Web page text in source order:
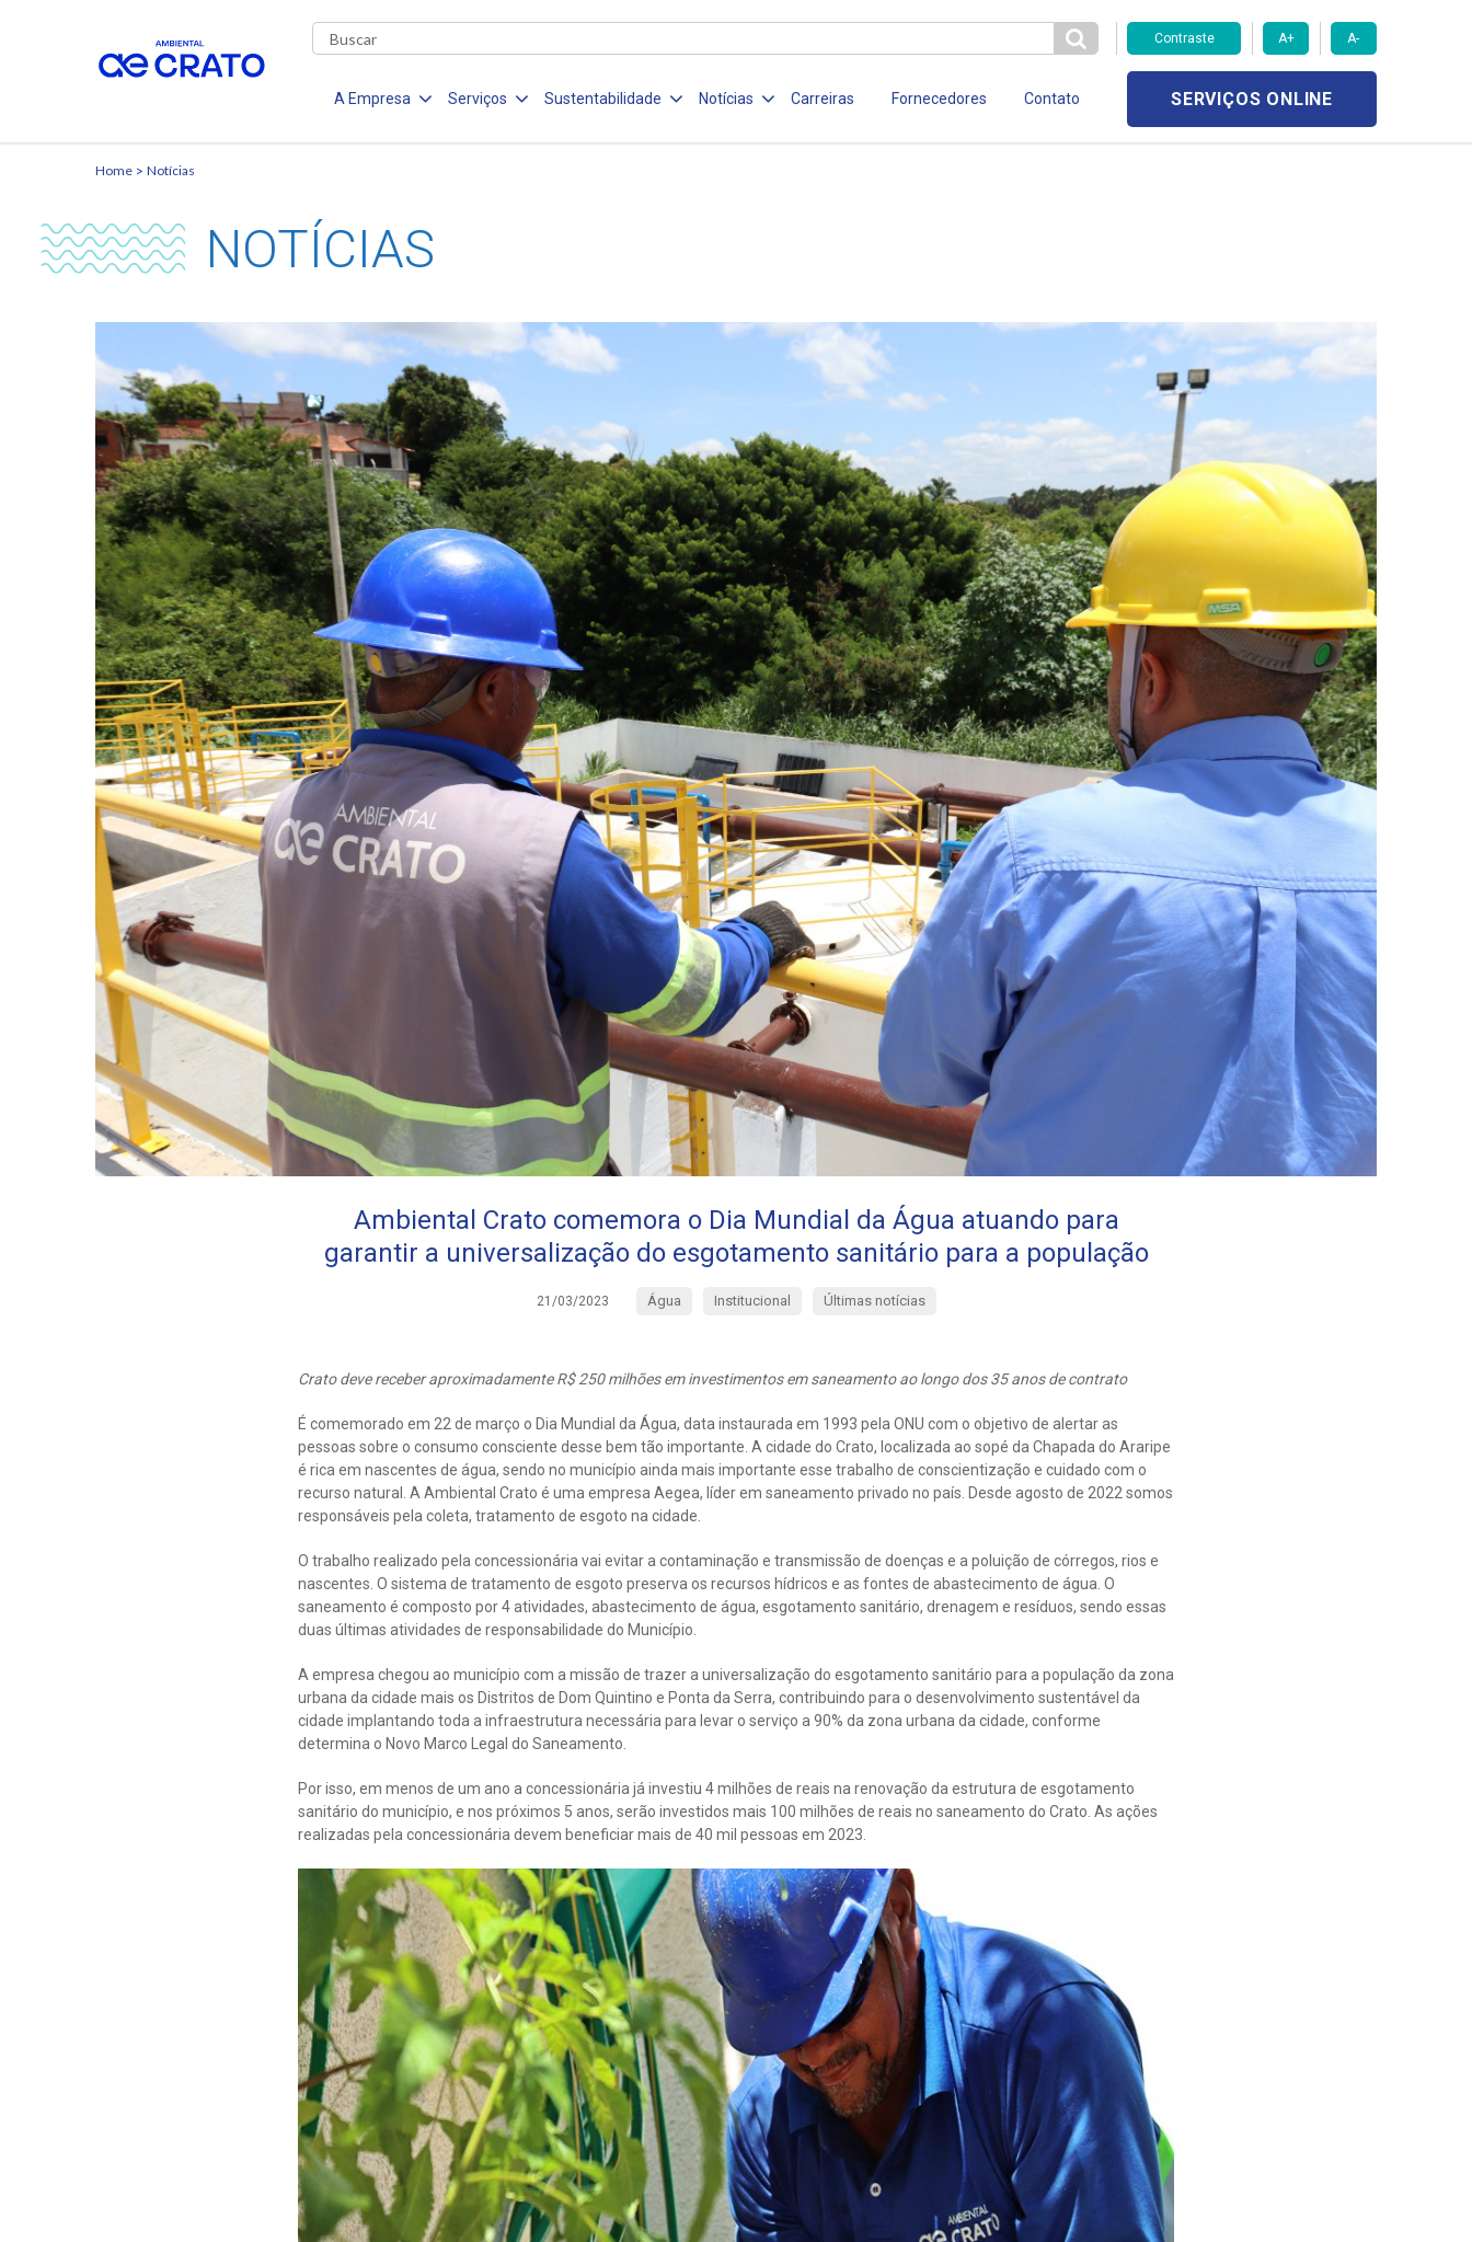
Contraste A+ A-
A Empresa Serviços Sustentabilidade Notícias Carreiras Fornecedores Contato SERVIÇOS ONLINE
Home Notícias
NOTÍCIAS
Ambiental Crato comemora o Dia Mundial da Água atuando para
garantir a universalização do esgotamento sanitário para a população
21/03/2023 Água Institucional Últimas notícias
Crato deve receber aproximadamente R$ 250 milhões em investimentos em saneamento ao longo dos 35 anos de contrato
É comemorado em 22 de março o Dia Mundial da Água, data instaurada em 1993 pela ONU com o objetivo de alertar as
pessoas sobre o consumo consciente desse bem tão importante. A cidade do Crato, localizada ao sopé da Chapada do Araripe
é rica em nascentes de água, sendo no município ainda mais importante esse trabalho de conscientização e cuidado com o
recurso natural. A Ambiental Crato é uma empresa Aegea, líder em saneamento privado no país. Desde agosto de 2022 somos
responsáveis pela coleta, tratamento de esgoto na cidade.
O trabalho realizado pela concessionária vai evitar a contaminação e transmissão de doenças e a poluição de córregos, rios e
nascentes. O sistema de tratamento de esgoto preserva os recursos hídricos e as fontes de abastecimento de água. O
saneamento é composto por 4 atividades, abastecimento de água, esgotamento sanitário, drenagem e resíduos, sendo essas
duas últimas atividades de responsabilidade do Município.
A empresa chegou ao município com a missão de trazer a universalização do esgotamento sanitário para a população da zona
urbana da cidade mais os Distritos de Dom Quintino e Ponta da Serra, contribuindo para o desenvolvimento sustentável da
cidade implantando toda a infraestrutura necessária para levar o serviço a 90% da zona urbana da cidade, conforme
determina o Novo Marco Legal do Saneamento.
Por isso, em menos de um ano a concessionária já investiu 4 milhões de reais na renovação da estrutura de esgotamento
sanitário do município, e nos próximos 5 anos, serão investidos mais 100 milhões de reais no saneamento do Crato. As ações
realizadas pela concessionária devem beneficiar mais de 40 mil pessoas em 2023.